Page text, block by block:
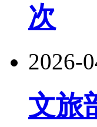
次
2026-
文旅